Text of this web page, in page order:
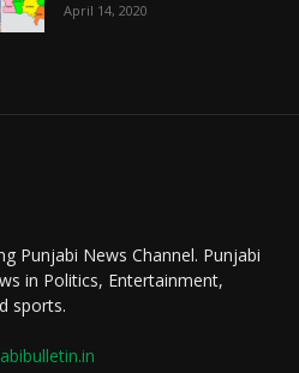
April 14, 2020
Punjabi News Channel. Punjabi
in Politics, Entertainment,
sports.